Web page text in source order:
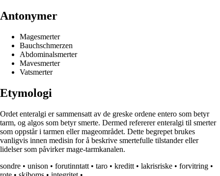
Antonymer
Magesmerter
Bauchschmerzen
Abdominalsmerter
Mavesmerter
Vatsmerter
Etymologi
Ordet enteralgi er sammensatt av de greske ordene entero som betyr
tarm, og algos som betyr smerte. Dermed refererer enteralgi til smerter
som oppstår i tarmen eller mageområdet. Dette begrepet brukes
vanligvis innen medisin for å beskrive smertefulle tilstander eller
lidelser som påvirker mage-tarmkanalen.
sondre • unison • forutinntatt • taro • kreditt • lakrisriske • forvitring •